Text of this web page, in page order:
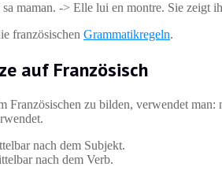
sa maman. -> Elle lui en montre. Sie zeigt
französischen Grammatikregeln.
auf Französisch
Französischen zu bilden, verwendet
nach dem Subjekt.
nach dem Verb.